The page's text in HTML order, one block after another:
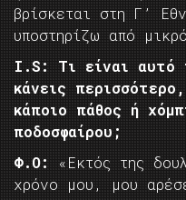
βρίσκεται στη Γ’
υποστηρίζω από
I.S: Τι είναι αυτό
κάνεις
κάποιο πάθος ή
ποδοσφαίρου;
Φ.Ο:
«Εκτός της
χρόνο μου, μου